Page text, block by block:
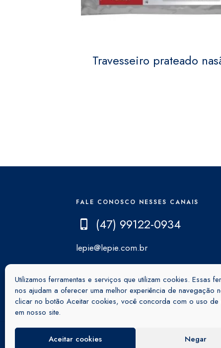
Utilizamos ferramentas e serviços que utilizam cookies. Essas
nos ajudam a oferecer uma melhor experiência de navegação
clicar no botão Aceitar cookies, você concorda com o uso de
em nosso site.
Aceitar cookies Negar
Travesseiro prateado
FALE CONOSCO NESSES CANAIS
(47) 99122-0934
lepie@lepie.com.br
2021 - Lepiê Colchões e Estofados -